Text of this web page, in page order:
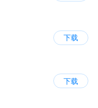
下载
下载